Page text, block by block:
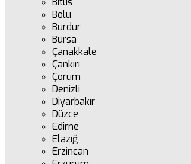
Bolu
Burdur
Bursa
Çanakkale
Çankırı
Çorum
Denizli
Diyarbakır
Düzce
Edirne
Elazığ
Erzincan